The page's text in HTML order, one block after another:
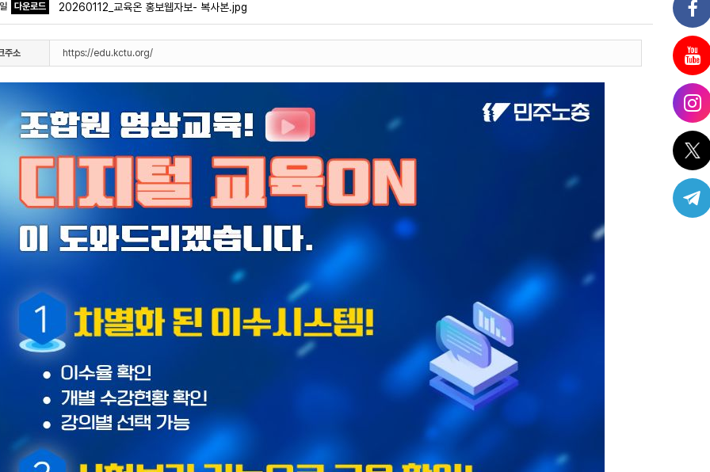
다운로드 20260112_교육온 홍보웹자보- 복사본.jpg
주소 https://edu.kctu.org/